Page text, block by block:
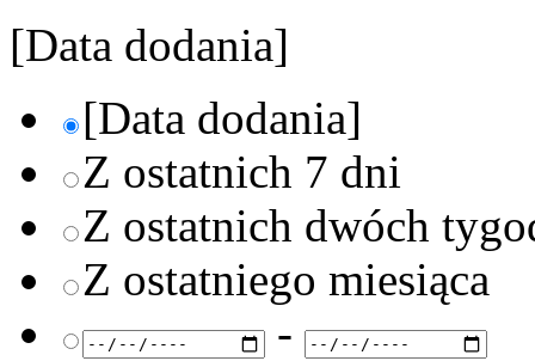
[Data dodania]
[Data dodania]
Z ostatnich 7 dni
Z ostatnich dwóch
Z ostatniego miesiąca
-